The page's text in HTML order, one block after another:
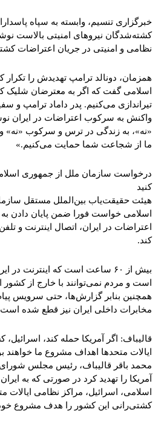
خبرگزاری تنسیم، وابسته به سپاه
نظامی و امنیتی در جریان اعتراضات
همزمان، دونالد ترامپ تهدیدش را
اسلامی گفت که اگر به معترضان شلیک
تیراندازی می‌کنیم. پدر داماد ترامپ و
واکنش به سرکوب اعتراضات در ایران
«نه»، به زندگی در ترس و سرکوب «نه» و
ما از شجاعت شما حمایت می‌کنیم.»
درخواست سازمان ملل از جمهوری
کنید
هیئت حقیقت‌یاب بین‌الملل مستقل
اسلامی خواست فورا ضمن پایان دادن
اعتراضات در ایران، اتصال اینترنت و
کند.
بیش از ۶۰ ساعت است که اینترنت
است و مردم نمی‌توانند با خارج از کشور
همچنین بنابر گزارش‌ها، حتی سرویس
مخابرات داخلی ایران نیز قطع شده
قالیباف: اگر آمریکا حمله کند،
ایالات متحدها اهداف مشروع ما خواهند
محمد باقر قالیباف، رئيس مجلس شورای
آمریکا را تهدید کرد در صورتی که به
اسلامی، اسرائيل، مراکز نظامی ایالات
کشتی‌رانی این کشور را هدف مشروع